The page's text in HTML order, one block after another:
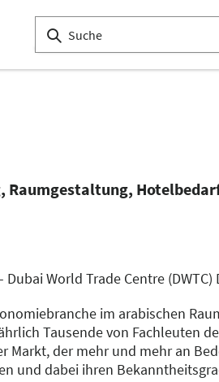
- Dubai World Trade Centre (DWTC)
im arabischen
Tausende von Fachleuten
Markt, der mehr und mehr an
und dabei ihren